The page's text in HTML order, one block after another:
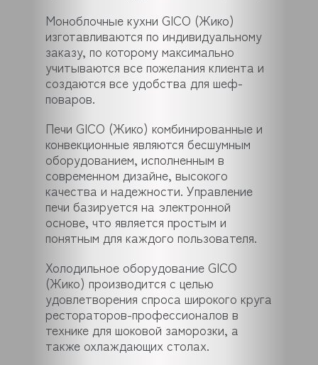
Моноблочные кухни GICO (Жико)
изготавливаются по индивидуальному
заказу, по которому максимально
учитываются все пожелания клиента и
создаются все удобства для шеф-
поваров.
Печи GICO (Жико) комбинированные и
конвекционные являются бесшумным
оборудованием, исполненным в
современном дизайне, высокого
качества и надежности. Управление
печи базируется на электронной
основе, что является простым и
понятным для каждого пользователя.
Холодильное оборудование GICO
(Жико) производится с целью
удовлетворения спроса широкого круга
рестораторов-профессионалов в
технике для шоковой заморозки, а
также охлаждающих столах.